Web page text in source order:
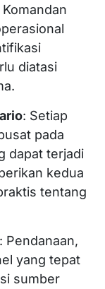
Komandan
diatasi
: Setiap
pada
dapat terjadi
kedua
tentang
: Pendanaan,
yang tepat
sumber